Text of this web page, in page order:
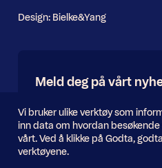
Design: Bielke&Yang
Informasjonskapsler
Vi bruker ulike verktøy som
inn data om hvordan
vårt. Ved å klikke på Godta,
verktøyene.
Meld deg på vårt
E-
postadresse